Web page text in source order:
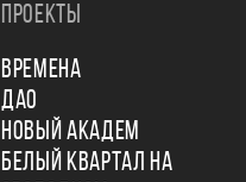
ПРОЕКТЫ
ВРЕМЕНА
ДАО
НОВЫЙ АКАДЕМ
БЕЛЫЙ КВАРТАЛ НА